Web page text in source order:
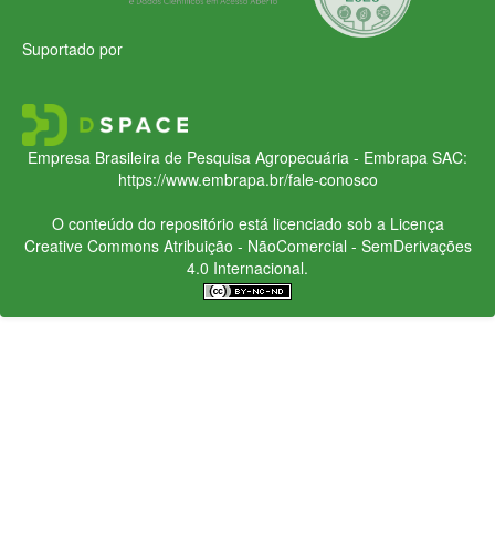
Suportado por
Empresa Brasileira de Pesquisa Agropecuária - Embrapa SAC:
https://www.embrapa.br/fale-conosco
O conteúdo do repositório está licenciado sob a Licença
Creative CommonsAtribuição - NãoComercial - SemDerivações
4.0 Internacional.